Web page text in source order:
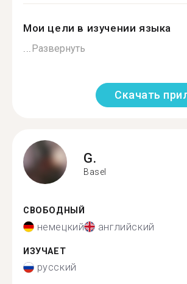
Мои цели в изучении языка
...Развернуть
Скачать
G.
Basel
СВОБОДНЫЙ
немецкий английский
ИЗУЧАЕТ
русский